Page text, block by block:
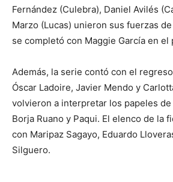
Fernández (Culebra), Daniel Avilés
Marzo (Lucas) unieron sus fuerzas
se completó con Maggie García en el
Además, la serie contó con el
Óscar Ladoire, Javier Mendo y
volvieron a interpretar los papeles de
Borja Ruano y Paqui. El elenco de la
con Maripaz Sagayo, Eduardo
Silguero.